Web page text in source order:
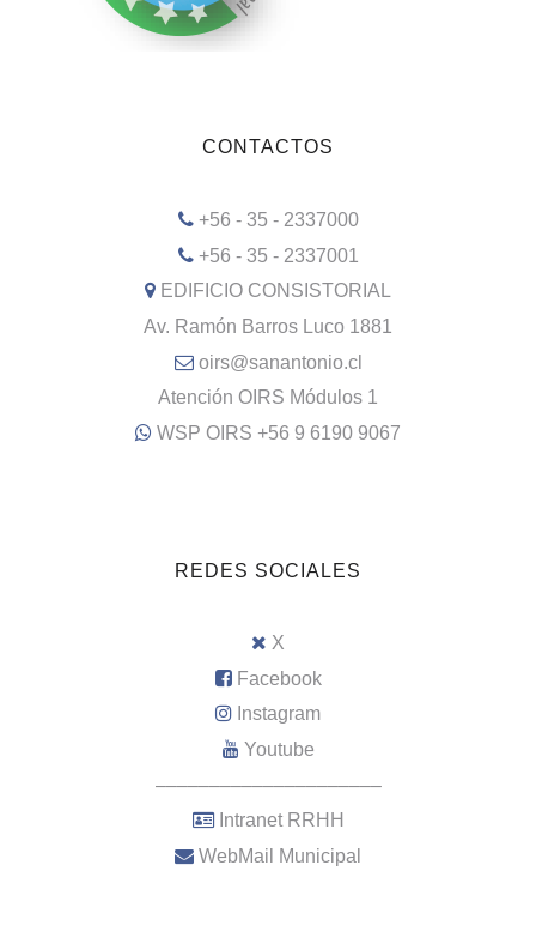
CONTACTOS
+56 - 35 - 2337000
+56 - 35 - 2337001
EDIFICIO CONSISTORIAL
Av. Ramón Barros Luco 1881
oirs@sanantonio.cl
Atención OIRS Módulos 1
WSP OIRS +56 9 6190 9067
REDES SOCIALES
X
Facebook
Instagram
Youtube
–––––––––––––––––––––
Intranet RRHH
WebMail Municipal